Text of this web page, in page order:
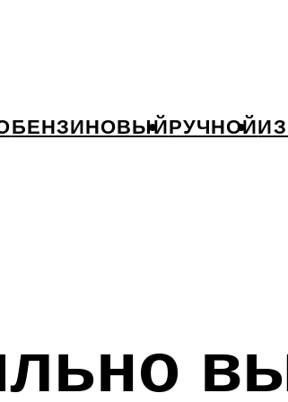
БЕНЗИНОВЫЙРУЧНОЙ